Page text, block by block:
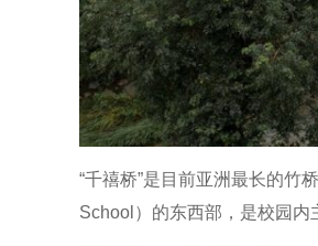
“千禧桥”是目前亚洲最长的竹
School）的东西部，是校园内